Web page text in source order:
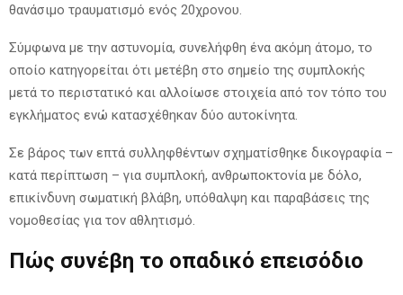
θανάσιμο τραυματισμό ενός 20χρονου.
Σύμφωνα με την αστυνομία, συνελήφθη ένα ακόμη άτομο, το
οποίο κατηγορείται ότι μετέβη στο σημείο της συμπλοκής
μετά το περιστατικό και αλλοίωσε στοιχεία από τον τόπο του
εγκλήματος ενώ κατασχέθηκαν δύο αυτοκίνητα.
Σε βάρος των επτά συλληφθέντων σχηματίσθηκε δικογραφία –
κατά περίπτωση – για συμπλοκή, ανθρωποκτονία με δόλο,
επικίνδυνη σωματική βλάβη, υπόθαλψη και παραβάσεις της
νομοθεσίας για τον αθλητισμό.
Πώς συνέβη το οπαδικό επεισόδιο